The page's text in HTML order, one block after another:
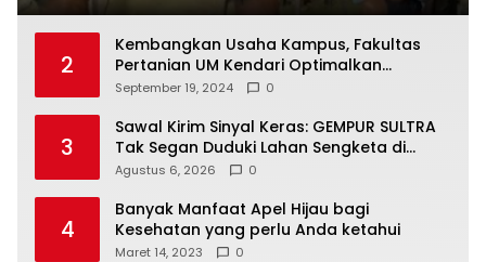
2
Kembangkan Usaha Kampus, Fakultas
Pertanian UM Kendari Optimalkan
Laboratorium Lapangan Agribisnis
September 19, 2024 0
3
Sawal Kirim Sinyal Keras: GEMPUR SULTRA
Tak Segan Duduki Lahan Sengketa di
Puuwatu
Agustus 6, 2026 0
4
Banyak Manfaat Apel Hijau bagi
Kesehatan yang perlu Anda ketahui
Maret 14, 2023 0